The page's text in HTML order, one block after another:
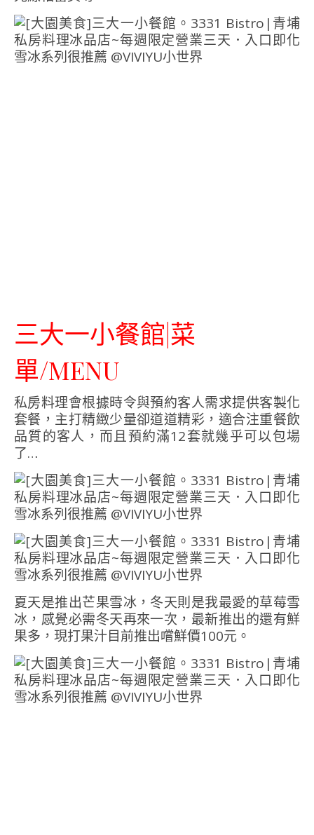
三大一小餐館|菜
單/MENU
私房料理會根據時令與預約客人需求提供客製化
套餐，主打精緻少量卻道道精彩，適合注重餐飲
品質的客人，而且預約滿12套就幾乎可以包場
了…
夏天是推出芒果雪冰，冬天則是我最愛的草莓雪
冰，感覺必需冬天再來一次，最新推出的還有鮮
果多，現打果汁目前推出嚐鮮價100元。